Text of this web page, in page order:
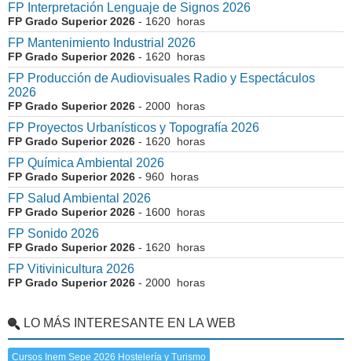
FP Interpretación Lenguaje de Signos 2026
FP Grado Superior 2026 - 1620 horas
FP Mantenimiento Industrial 2026
FP Grado Superior 2026 - 1620 horas
FP Producción de Audiovisuales Radio y Espectáculos
2026
FP Grado Superior 2026 - 2000 horas
FP Proyectos Urbanísticos y Topografía 2026
FP Grado Superior 2026 - 1620 horas
FP Química Ambiental 2026
FP Grado Superior 2026 - 960 horas
FP Salud Ambiental 2026
FP Grado Superior 2026 - 1600 horas
FP Sonido 2026
FP Grado Superior 2026 - 1620 horas
FP Vitivinicultura 2026
FP Grado Superior 2026 - 2000 horas
LO MÁS INTERESANTE EN LA WEB
Cursos Inem Sepe 2026 Hostelería y Turismo